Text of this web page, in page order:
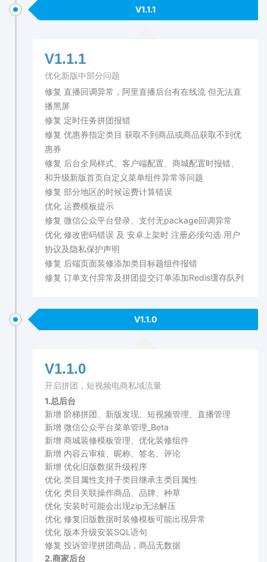
V1.1.1
V1.1.1
优化新版中部分问题
修复 直播回调异常，阿里直播后台有在线流 但无法直
播黑屏
修复 定时任务拼团报错
修复 优惠券指定类目 获取不到商品或商品获取不到优
惠券
修复 后台全局样式、客户端配置、商城配置时报错、
和升级新版首页自定义菜单组件异常等问题
修复 部分地区的时候运费计算错误
优化 运费模板提示
修复 微信公众平台登录、支付无package回调异常
优化 修改密码错误 及 安卓上架时 注册必须勾选 用户
协议及隐私保护声明
修复 后端页面装修添加类目标题组件报错
修复 订单支付异常及拼团提交订单添加Redis缓存队列
V1.1.0
V1.1.0
开启拼团，短视频电商私域流量
1.总后台
新增 阶梯拼团、新版发现、短视频管理、直播管理
新增 微信公众平台菜单管理_Beta
新增 商城装修模板管理、优化装修组件
新增 内容云审核、昵称、签名、评论
新增 优化旧版数据升级程序
优化 类目属性支持子类目继承主类目属性
优化 类目关联操作商品、品牌、种草
优化 安装时可能会出现zip无法解压
优化 修复旧版数据时装修模板可能出现异常
优化 版本升级安装SQL语句
修复 投诉管理拼团商品，商品无数据
2.商家后台